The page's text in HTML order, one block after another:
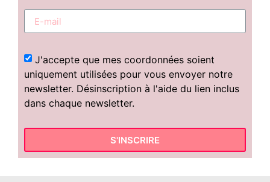
J'accepte que mes coordonnées soient
uniquement utilisées pour vous envoyer notre
newsletter. Désinscription à l'aide du lien inclus
dans chaque newsletter.
S'INSCRIRE